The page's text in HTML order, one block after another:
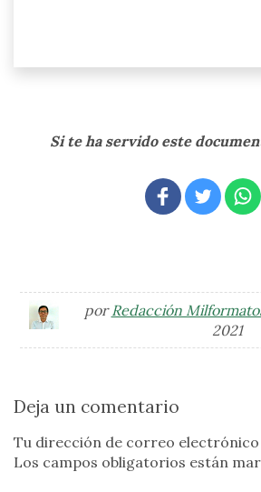
Si te ha servido este
porRedacción
2021
Deja un comentario
Tu dirección de correo electrónico
Los campos obligatorios están